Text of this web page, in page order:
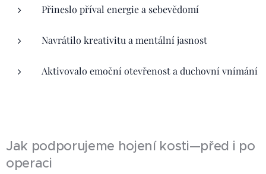
Přineslo příval energie a sebevědomí
Navrátilo kreativitu a mentální jasnost
Aktivovalo emoční otevřenost a duchovní vnímání
Jak podporujeme hojení kosti—před i po
operaci